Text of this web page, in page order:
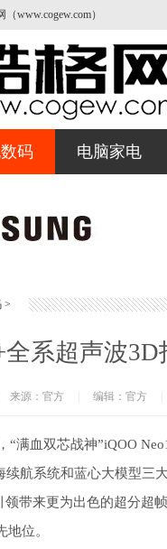
www.cogew.com）
码 电脑家电
>
系超声波3D
来源：官方 编辑：官方
“满血双芯战神”iQOO
续航系统和蓝心大模型三
领带来更为出色的超分超
地位。